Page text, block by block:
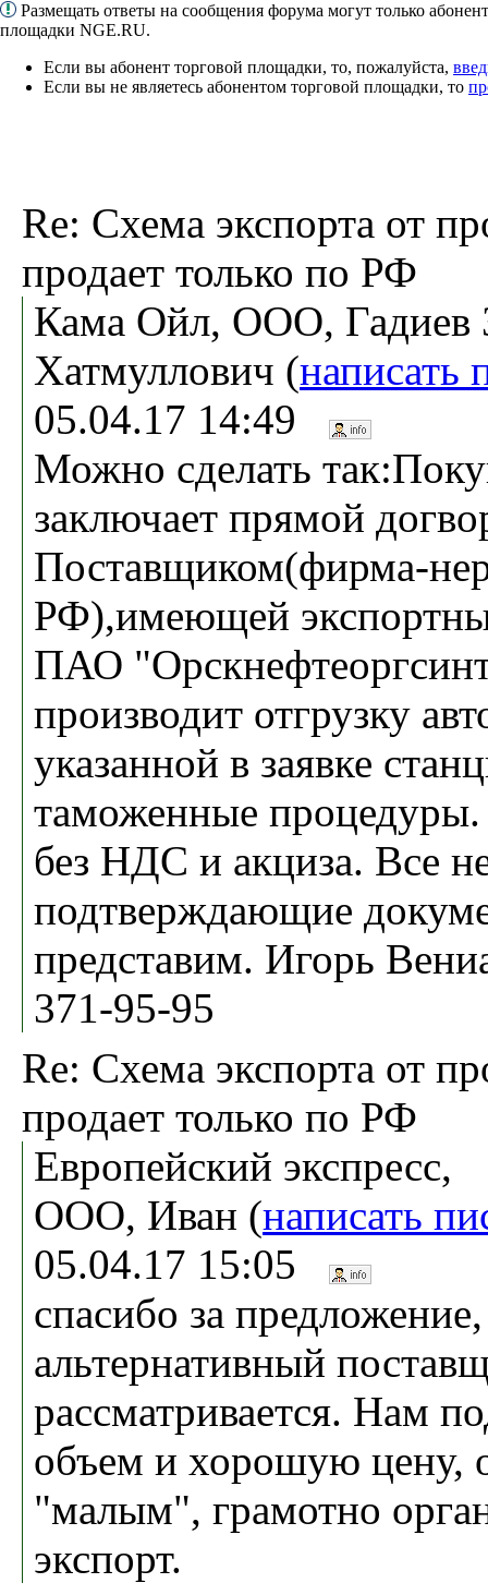
Размещать ответы на сообщения форума могут только
площадки NGE.RU.
Если вы абонент торговой площадки, то, пожалуйста,
Если вы не являетесь абонентом торговой площадки, то
Re: Схема экспорта от
продает только по РФ
Кама Ойл, ООО, Гадиев
Хатмуллович (написать
05.04.17 14:49
Можно сделать
заключает прямой
Поставщиком(фирма-
РФ),имеющей
ПАО
производит отгрузку
указанной в заявке
таможенные процедуры.
без НДС и акциза. Все
подтверждающие
представим. Игорь
371-95-95
Re: Схема экспорта от
продает только по РФ
Европейский экспресс,
ООО, Иван (написать
05.04.17 15:05
спасибо за
альтернативный
рассматривается. Нам
объем и хорошую цену,
"малым", грамотно
экспорт.